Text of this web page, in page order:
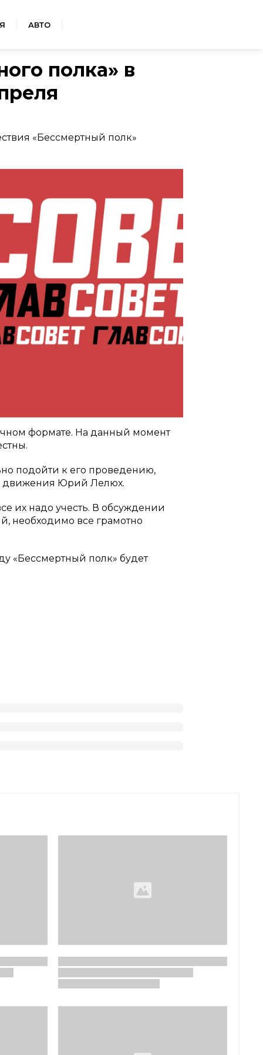
АВТО
полка» в
«Бессмертный полк»
формате. На данный момент
подойти к его проведению,
движения Юрий Лелюх.
их надо учесть. В обсуждении
необходимо все грамотно
«Бессмертный полк» будет